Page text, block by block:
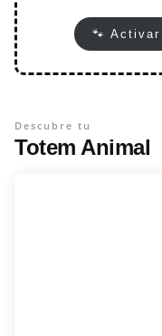
🐾 Activar
Totem Animal
Descubre tu